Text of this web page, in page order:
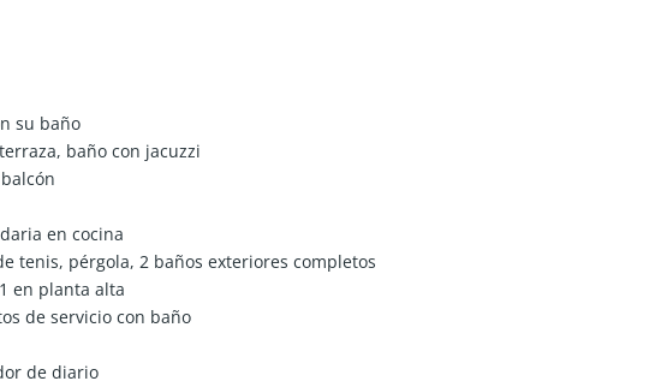
su baño
baño con jacuzzi
en cocina
tenis, pérgola, 2 baños exteriores completos
en planta alta
de servicio con baño
de diario